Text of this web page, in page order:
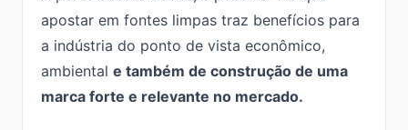
apostar em fontes limpas traz benefícios para
a indústria do ponto de vista econômico,
ambiental e também de construção de uma
marca forte e relevante no mercado.